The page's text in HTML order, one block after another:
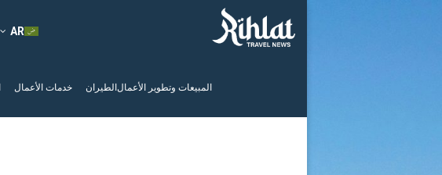
المبيعات وتطوير الأعمال الطيران خدمات الأعمال